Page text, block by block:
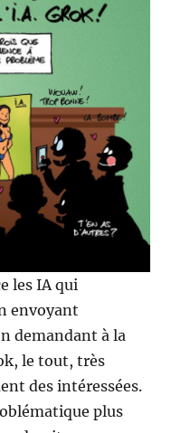
les IA qui
envoyant
demandant à la
le tout, très
des intéressées.
plus